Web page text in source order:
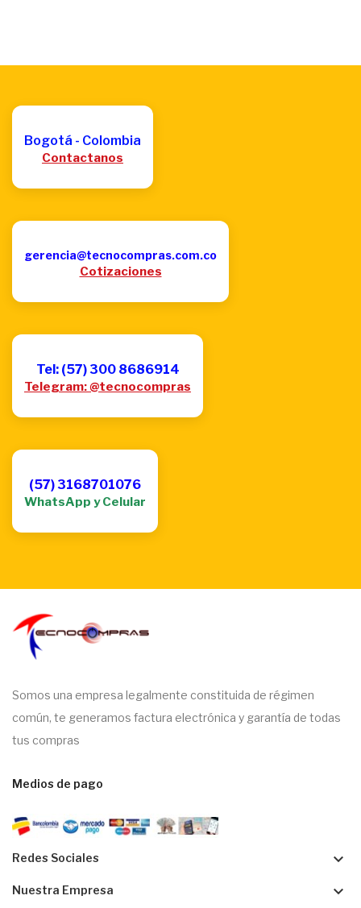
Bogotá - Colombia
Contactanos
gerencia@tecnocompras.com.co
Cotizaciones
Tel: (57) 300 8686914
Telegram: @tecnocompras
(57) 3168701076
WhatsApp y Celular
Somos una empresa legalmente constituida de régimen
común, te generamos factura electrónica y garantía de todas
tus compras
Medios de pago
Redes Sociales keyboard_arrow_down
Nuestra Empresa keyboard_arrow_down